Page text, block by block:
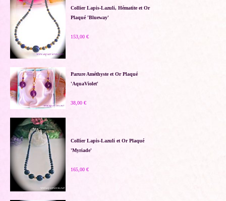
Collier Lapis-Lazuli, Hématite et Or
Plaqué 'Blueway'
153,00 €
Parure Améthyste et Or Plaqué
'AquaViolet'
38,00 €
Collier Lapis-Lazuli et Or Plaqué
'Myriade'
165,00 €